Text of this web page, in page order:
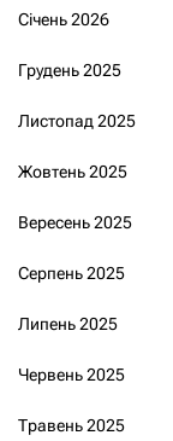
Січень 2026
Грудень 2025
Листопад 2025
Жовтень 2025
Вересень 2025
Серпень 2025
Липень 2025
Червень 2025
Травень 2025